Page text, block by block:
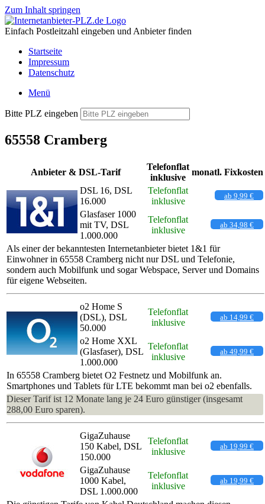
Zum Inhalt springen
Einfach Postleitzahl eingeben und Anbieter finden
Startseite
Impressum
Datenschutz
Menü
Bitte PLZ eingeben
65558 Cramberg
Anbieter & DSL-Tarif
Telefonflat
inklusive
monatl. Fixkosten
DSL 16, DSL
16.000
Telefonflat
inklusive
ab 9,99 €
Glasfaser 1000
mit TV, DSL
1.000.000
Telefonflat
inklusive
ab 34,98 €
Als einer der bekanntesten Internetanbieter bietet 1&1 für
Einwohner in 65558 Cramberg nicht nur DSL und Telefonie,
sondern auch Mobilfunk und sogar Webspace, Server und Domains
für eigene Webseiten.
o2 Home S
(DSL), DSL
50.000
Telefonflat
inklusive
ab 14,99 €
o2 Home XXL
(Glasfaser), DSL
1.000.000
Telefonflat
inklusive
ab 49,99 €
In 65558 Cramberg bietet O2 Festnetz und Mobilfunk an.
Smartphones und Tablets für LTE bekommt man bei o2 ebenfalls.
Dieser Tarif ist 12 Monate lang je 24 Euro günstiger (insgesamt
288,00 Euro sparen).
GigaZuhause
150 Kabel, DSL
150.000
Telefonflat
inklusive
ab 19,99 €
GigaZuhause
1000 Kabel,
DSL 1.000.000
Telefonflat
inklusive
ab 19,99 €